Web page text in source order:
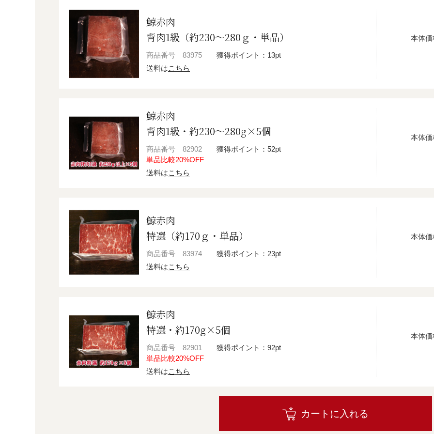
鯨赤肉
背肉1級（約230～280ｇ・単品）
商品番号 83975
獲得ポイント：13pt
送料はこちら
本体
鯨赤肉
背肉1級・約230～280g×5個
商品番号 82902
獲得ポイント：52pt
単品比較20%OFF
送料はこちら
本体
鯨赤肉
特選（約170ｇ・単品）
商品番号 83974
獲得ポイント：23pt
送料はこちら
本体
鯨赤肉
特選・約170g×5個
商品番号 82901
獲得ポイント：92pt
単品比較20%OFF
送料はこちら
本体
カートに入れる